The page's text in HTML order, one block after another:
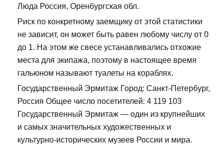
Люда Россия, Оренбургская обл.
Риск по конкретному заемщику от этой статистики
не зависит, он может быть равен любому числу от 0
до 1. На этом же свесе устанавливались отхожие
места для экипажа, поэтому в настоящее время
гальюном называют туалеты на кораблях.
Государственный Эрмитаж Город: Санкт-Петербург,
Россия Общее число посетителей: 4 119 103
Государственный Эрмитаж — один из крупнейших
и самых значительных художественных и
культурно-исторических музеев России и мира.